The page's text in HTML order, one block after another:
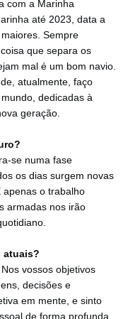
com a Marinha
até 2023, data a
Sempre
que separa os
mal é um bom navio.
atualmente, faço
dedicadas à
geração.
se numa fase
os dias surgem novas
apenas o trabalho
armadas nos irão
atuais?
vossos objetivos
decisões e
em mente, e sinto
de forma profunda.